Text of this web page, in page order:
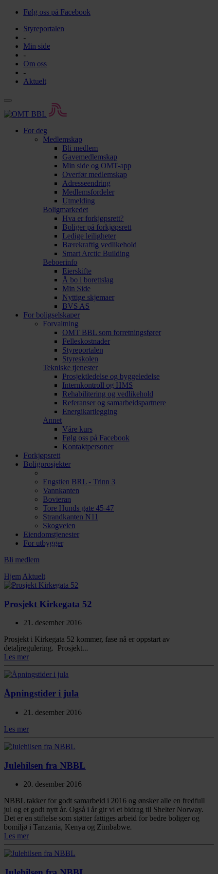
Følg oss på Facebook
Styreportalen
-
Min side
-
Om oss
-
Aktuelt
For deg
Medlemskap
Bli medlem
Gavemedlemskap
Min side og OMT-app
Overfør medlemskap
Adresseendring
Medlemsfordeler
Utmelding
Boligmarkedet
Hva er forkjøpsrett?
Boliger på forkjøpsrett
Ledige leiligheter
Bærekraftig vedlikehold
Smart Arctic Building
Beboerinfo
Eierskifte
Å bo i borettslag
Min Side
Nyttige skjemaer
BVS AS
For boligselskaper
Forvaltning
OMT BBL som forretningsfører
Felleskostnader
Styreportalen
Styreskolen
Tekniske tjenester
Prosjektledelse og byggeledelse
Internkontroll og HMS
Rehabilitering og vedlikehold
Referanser og samarbeidspartnere
Energikartlegging
Annet
Våre kurs
Følg oss på Facebook
Kontaktpersoner
Forkjøpsrett
Boligprosjekter
Engstien BRL - Trinn 3
Vannkanten
Bovieran
Tore Hunds gate 45-47
Strandkanten N11
Skogveien
Eiendomstjenester
For utbygger
Bli medlem
Hjem Aktuelt
Prosjekt Kirkegata 52
21. desember 2016
Prosjekt i Kirkegata 52 kommer, fase nå er oppstart av
detaljregulering. Prosjekt...
Les mer
Åpningstider i jula
21. desember 2016
Les mer
Julehilsen fra NBBL
20. desember 2016
NBBL takker for godt samarbeid i 2016 og ønsker alle en fredfull
jul og et godt nytt år. Også i år gir vi et bidrag til Shelter Norway.
Det er en stiftelse som støtter fattiges arbeid for bedre boliger og
bomiljø i Tanzania, Kenya og Zimbabwe.
Les mer